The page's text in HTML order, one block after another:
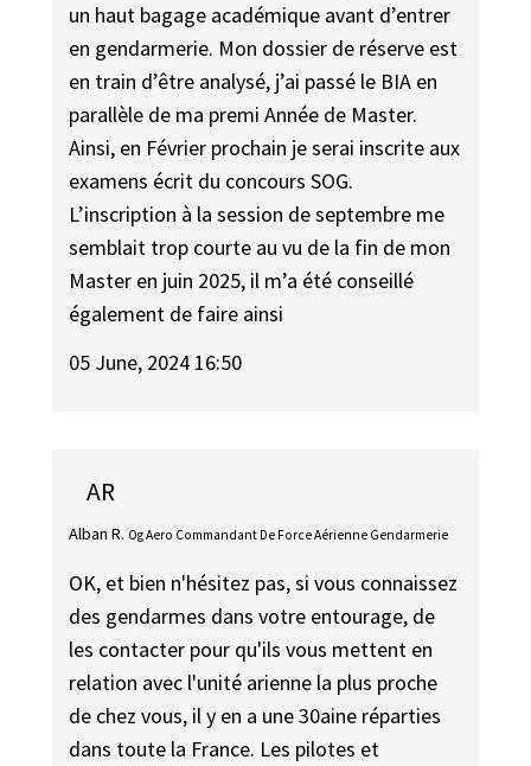
un haut bagage académique avant d’entrer
en gendarmerie. Mon dossier de réserve est
en train d’être analysé, j’ai passé le BIA en
parallèle de ma premi Année de Master.
Ainsi, en Février prochain je serai inscrite aux
examens écrit du concours SOG.
L’inscription à la session de septembre me
semblait trop courte au vu de la fin de mon
Master en juin 2025, il m’a été conseillé
également de faire ainsi
05 June, 2024 16:50
AR
Alban R. Og Aero Commandant De Force Aérienne Gendarmerie
OK, et bien n'hésitez pas, si vous connaissez
des gendarmes dans votre entourage, de
les contacter pour qu'ils vous mettent en
relation avec l'unité arienne la plus proche
de chez vous, il y en a une 30aine réparties
dans toute la France. Les pilotes et